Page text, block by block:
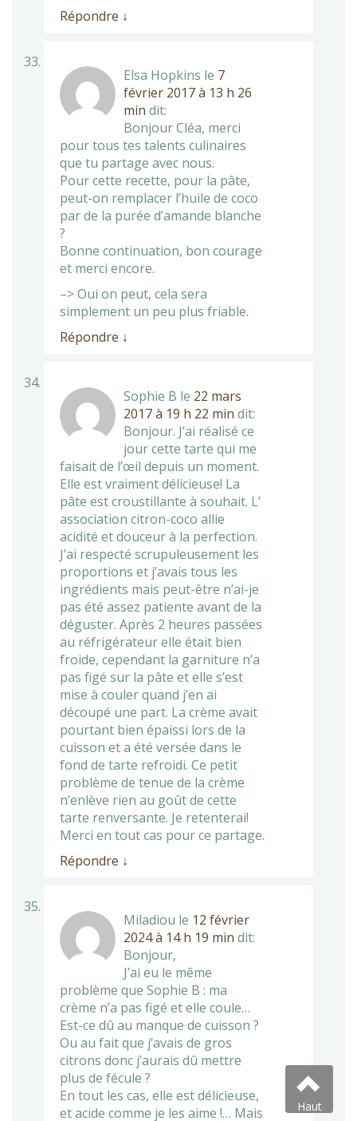
Répondre ↓
Elsa Hopkins le 7
février 2017 à 13 h 26
min dit:
Bonjour Cléa, merci
pour tous tes talents culinaires
que tu partage avec nous.
Pour cette recette, pour la pâte,
peut-on remplacer l’huile de coco
par de la purée d’amande blanche
?
Bonne continuation, bon courage
et merci encore.
–> Oui on peut, cela sera
simplement un peu plus friable.
Répondre ↓
Sophie B le 22 mars
2017 à 19 h 22 min dit:
Bonjour. J’ai réalisé ce
jour cette tarte qui me
faisait de l’œil depuis un moment.
Elle est vraiment délicieuse! La
pâte est croustillante à souhait. L’
association citron-coco allie
acidité et douceur à la perfection.
J’ai respecté scrupuleusement les
proportions et j’avais tous les
ingrédients mais peut-être n’ai-je
pas été assez patiente avant de la
déguster. Après 2 heures passées
au réfrigérateur elle était bien
froide, cependant la garniture n’a
pas figé sur la pâte et elle s’est
mise à couler quand j’en ai
découpé une part. La crème avait
pourtant bien épaissi lors de la
cuisson et a été versée dans le
fond de tarte refroidi. Ce petit
problème de tenue de la crème
n’enlève rien au goût de cette
tarte renversante. Je retenterai!
Merci en tout cas pour ce partage.
Répondre ↓
Miladiou le 12 février
2024 à 14 h 19 min dit:
Bonjour,
J’ai eu le même
problème que Sophie B : ma
crème n’a pas figé et elle coule…
Est-ce dû au manque de cuisson ?
Ou au fait que j’avais de gros
citrons donc j’aurais dû mettre
plus de fécule ?
En tout les cas, elle est délicieuse,
et acide comme je les aime !… Mais
Haut